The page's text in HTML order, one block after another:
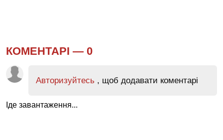
КОМЕНТАРІ — 0
Авторизуйтесь , щоб додавати коментарі
Іде завантаження...